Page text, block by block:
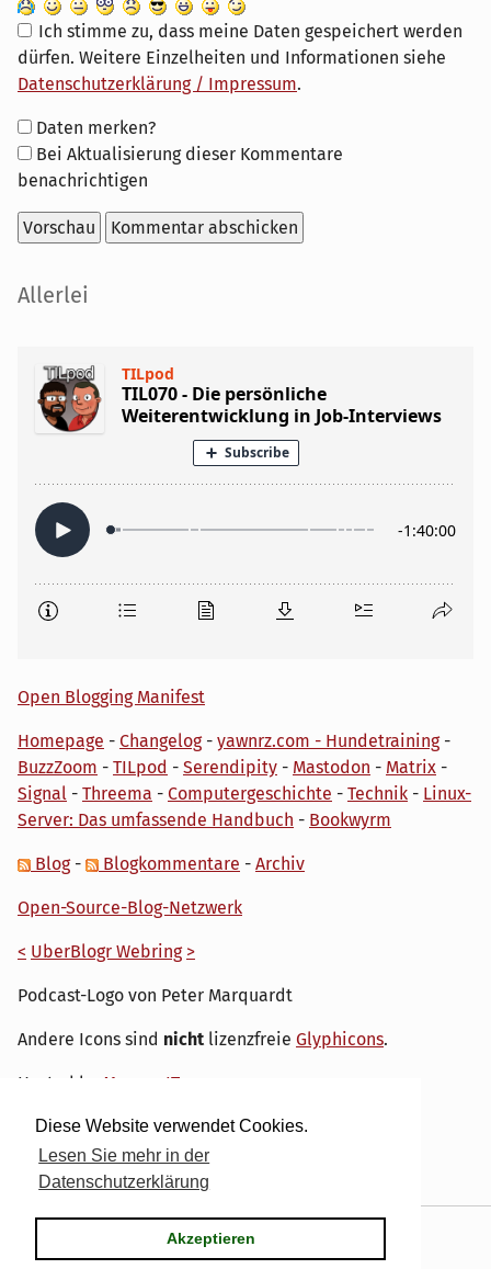
Diese Website verwendet Cookies.
Lesen Sie mehr in der
Datenschutzerklärung
Akzeptieren
Ich stimme zu, dass meine Daten gespeichert werden
dürfen. Weitere Einzelheiten und Informationen siehe
Datenschutzerklärung / Impressum.
Formular-
Optionen
Daten merken?
Bei Aktualisierung dieser Kommentare
benachrichtigen
Seitenleiste
Allerlei
Open Blogging Manifest
Homepage - Changelog- yawnrz.com - Hundetraining-
BuzzZoom - TILpod - Serendipity - Mastodon - Matrix -
Signal - Threema - Computergeschichte - Technik - Linux-
Server: Das umfassende Handbuch - Bookwyrm
Blog- Blogkommentare - Archiv
Open-Source-Blog-Netzwerk
< UberBlogr Webring >
Podcast-Logo von Peter Marquardt
Andere Icons sind nicht lizenzfreie Glyphicons.
Hosted by My own IT.
Serendipity& the dirk